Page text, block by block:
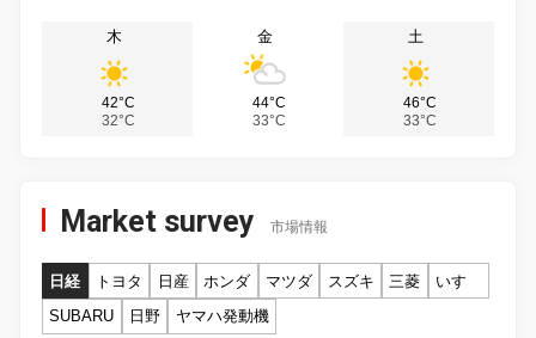
木
42°C
32°C
金
44°C
33°C
土
46°C
33°C
Market survey 市場情報
日経 トヨタ 日産 ホンダ マツダ スズキ 三菱
いすゞ
SUBARU
日野 ヤマハ発動機